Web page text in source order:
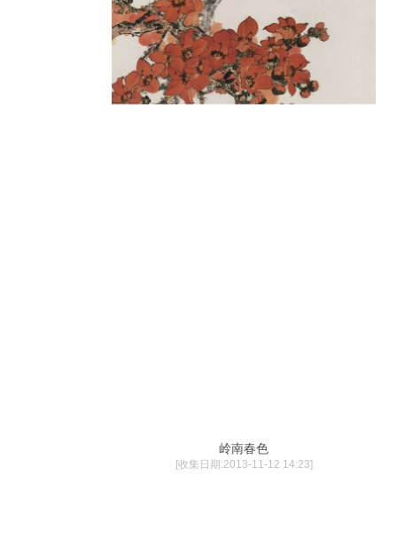
岭南春色
[收集日期:2013-11-12 14:23]